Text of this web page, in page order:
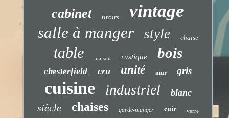
cabinet tiroirs vintage
salle à manger style chaise
table maison rustique bois
chesterfield cru unité mur gris
cuisine industriel blanc
siècle chaises garde-manger cuir verre